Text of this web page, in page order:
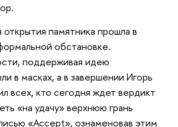
памятника прошла в
обстановке.
поддерживая идею
в масках, а в завершении Игорь
всех, кто сегодня ждет вердикт
«на удачу» верхнюю грань
«Accept», ознаменовав этим